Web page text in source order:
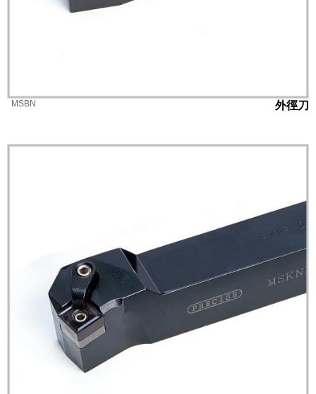
外徑刀
MSBN